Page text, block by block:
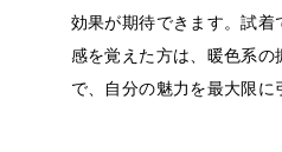
効果が期待できます。試着
感を覚えた方は、暖色系の
で、自分の魅力を最大限に